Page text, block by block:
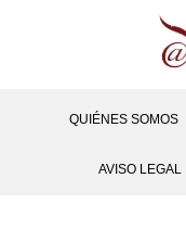
QUIÉNES SOMOS
AVISO LEGAL